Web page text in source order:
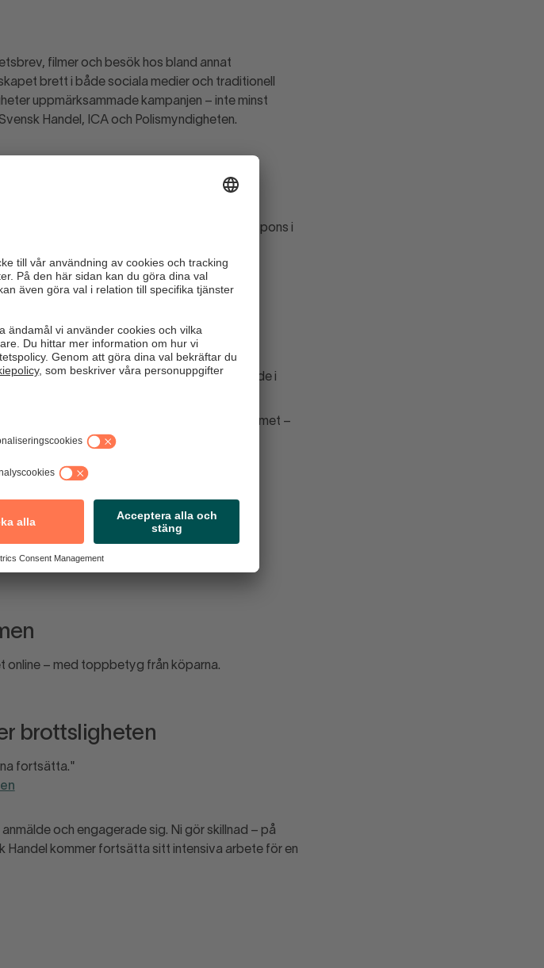
filmer och besök hos bland annat
brett i både sociala medier och traditionell
uppmärksammade kampanjen – inte minst
Handel, ICA och Polismyndigheten.
kring case från verkligheten och stark respons i
i handeln är stort.
vad vi kan åstadkomma när handeln agerar
butiker och tydliga case driver intresse – både i
till att bygga en tydligare bild av problemet –
på Coop
på ett bräde."
online – med toppbetyg från köparna.
brottsligheten
fortsätta."
och engagerade sig. Ni gör skillnad – på
Handel kommer fortsätta sitt intensiva arbete för en